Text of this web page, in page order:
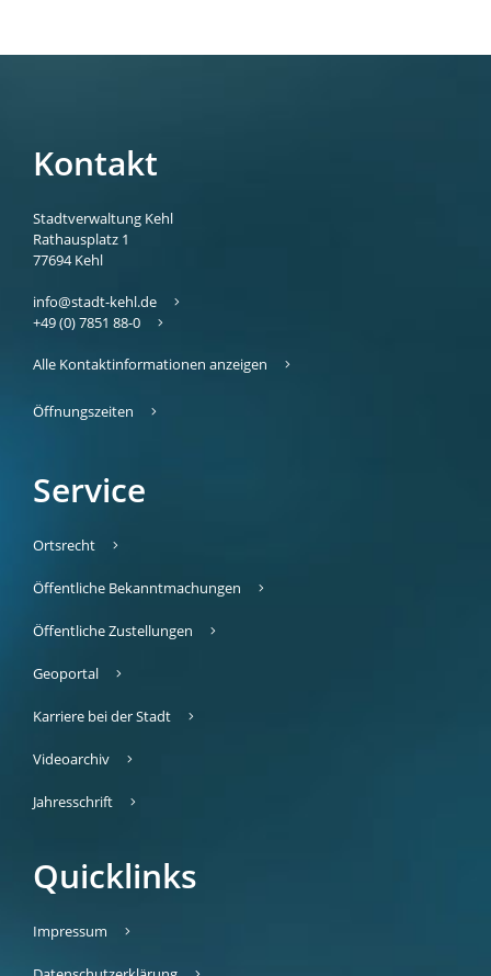
Kontakt
Stadtverwaltung Kehl
Rathausplatz 1
77694 Kehl
info@stadt-kehl.de
+49 (0) 7851 88-0
Alle Kontaktinformationen anzeigen
Öffnungszeiten
Service
Ortsrecht
Öffentliche Bekanntmachungen
Öffentliche Zustellungen
Geoportal
Karriere bei der Stadt
Videoarchiv
Jahresschrift
Quicklinks
Impressum